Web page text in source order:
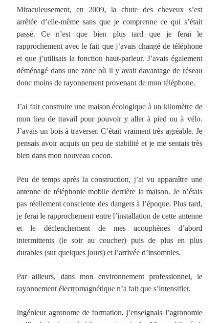
Miraculeusement, en 2009, la chute des cheveux s’est
arrêtée d’elle-même sans que je comprenne ce qui s’était
passé. Ce n’est que bien plus tard que je ferai le
rapprochement avec le fait que j’avais changé de téléphone
et que j’utilisais la fonction haut-parleur. J’avais également
déménagé dans une zone où il y avait davantage de réseau
donc moins de rayonnement provenant de mon téléphone.
J’ai fait construire une maison écologique à un kilomètre de
mon lieu de travail pour pouvoir y aller à pied ou à vélo.
J’avais un bois à traverser. C’était vraiment très agréable. Je
pensais avoir acquis un peu de stabilité et je me sentais très
bien dans mon nouveau cocon.
Peu de temps après la construction, j’ai vu apparaître une
antenne de téléphonie mobile derrière la maison. Je n’étais
pas réellement consciente des dangers à l’époque. Plus tard,
je ferai le rapprochement entre l’installation de cette antenne
et le déclenchement de mes acouphènes d’abord
intermittents (le soir au coucher) puis de plus en plus
durables (sur quelques jours) et l’arrivée d’insomnies.
Par ailleurs, dans mon environnement professionnel, le
rayonnement électromagnétique n’a fait que s’intensifier.
Ingénieur agronome de formation, j’enseignais l’agronomie